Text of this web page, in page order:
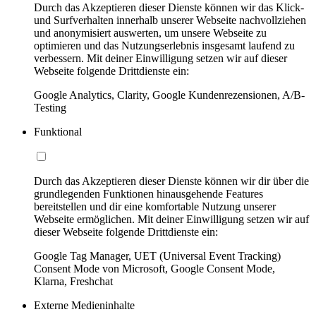
Durch das Akzeptieren dieser Dienste können wir das Klick-
und Surfverhalten innerhalb unserer Webseite nachvollziehen
und anonymisiert auswerten, um unsere Webseite zu
optimieren und das Nutzungserlebnis insgesamt laufend zu
verbessern. Mit deiner Einwilligung setzen wir auf dieser
Webseite folgende Drittdienste ein:
Google Analytics, Clarity, Google Kundenrezensionen, A/B-
Testing
Funktional
Durch das Akzeptieren dieser Dienste können wir dir über die
grundlegenden Funktionen hinausgehende Features
bereitstellen und dir eine komfortable Nutzung unserer
Webseite ermöglichen. Mit deiner Einwilligung setzen wir auf
dieser Webseite folgende Drittdienste ein:
Google Tag Manager, UET (Universal Event Tracking)
Consent Mode von Microsoft, Google Consent Mode,
Klarna, Freshchat
Externe Medieninhalte